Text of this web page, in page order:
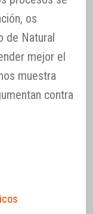
os
de Natural
mejor el
muestra
contra